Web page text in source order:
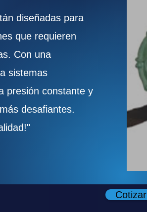
diseñadas para
que requieren
Con una
sistemas
presión constante y
desafiantes.
Cotizar